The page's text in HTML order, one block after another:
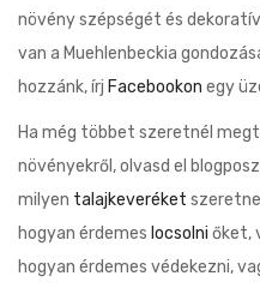
növény szépségét és
van a Muehlenbeckia
hozzánk, írj Facebookon egy
Ha még többet szeretnél
növényekről, olvasd el
milyen talajkeveréket
hogyan érdemes locsolni őket,
hogyan érdemes védekezni,